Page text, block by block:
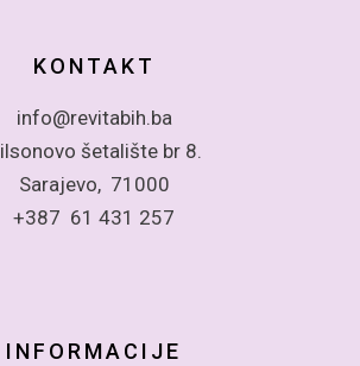
KONTAKT
info@revitabih.ba
šetalište br 8.
Sarajevo, 71000
+387 61 431 257
INFORMACIJE